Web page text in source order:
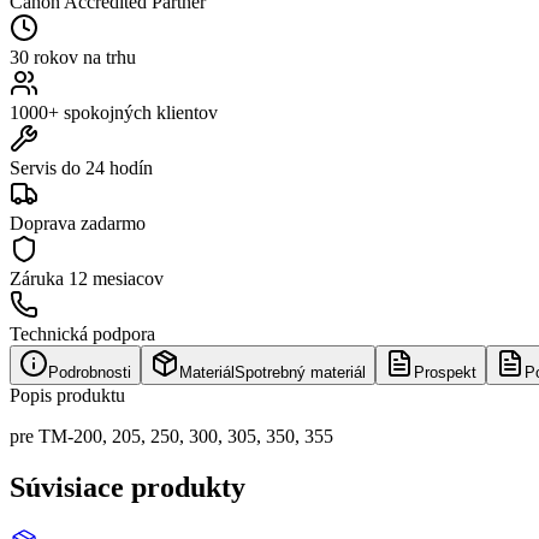
30 rokov na trhu
1000+ spokojných klientov
Servis do 24 hodín
Doprava zadarmo
Záruka 12 mesiacov
Technická podpora
Podrobnosti Materiál Spotrebný materiál Prospekt
Popis produktu
pre TM-200, 205, 250, 300, 305, 350, 355
Súvisiace produkty